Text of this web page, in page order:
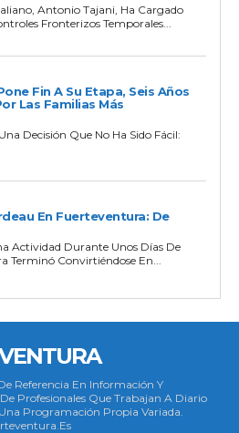
Antonio Tajani, Ha Cargado
Fronterizos Temporales...
Fin A Su Etapa, Seis Años
Las Familias Más
Decisión Que No Ha Sido Fácil:
En Fuerteventura: De
Actividad Durante Unos Días De
Terminó Convirtiéndose En...
Referencia En Información Y
Profesionales Que Trabajan A Diario
Programación Propia Variada.